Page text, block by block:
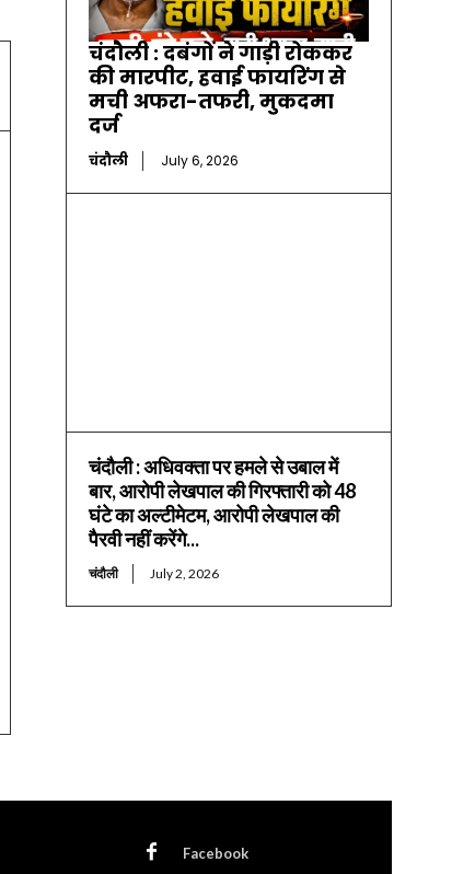
चंदौली : दबंगों ने गाड़ी रोककर
की मारपीट, हवाई फायरिंग से
मची अफरा-तफरी, मुकदमा
दर्ज
चंदौली July 6, 2026
चंदौली : अधिवक्ता पर हमले से उबाल में
बार, आरोपी लेखपाल की गिरफ्तारी को 48
घंटे का अल्टीमेटम, आरोपी लेखपाल की
पैरवी नहीं करेंगे...
चंदौली July 2, 2026
Facebook